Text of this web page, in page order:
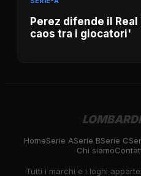
Perez difende il
caos tra i giocatori'
HomeSerie ASerie BSerie C
Chi siamo
Tutti i marchi e i loghi